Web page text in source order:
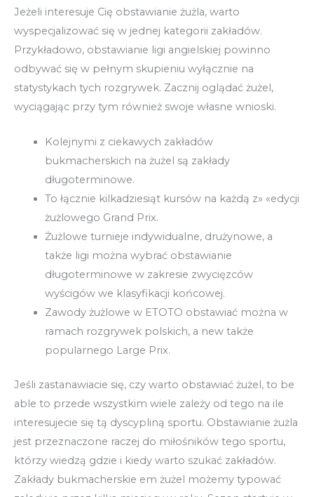
Jeżeli interesuje Cię obstawianie żużla, warto
wyspecjalizować się w jednej kategorii zakładów.
Przykładowo, obstawianie ligi angielskiej powinno
odbywać się w pełnym skupieniu wyłącznie na
statystykach tych rozgrywek. Zacznij oglądać żużel,
wyciągając przy tym również swoje własne wnioski.
Kolejnymi z ciekawych zakładów
bukmacherskich na żużel są zakłady
długoterminowe.
To łącznie kilkadziesiąt kursów na każdą z» «edycji
żużlowego Grand Prix.
Żużlowe turnieje indywidualne, drużynowe, a
także ligi można wybrać obstawianie
długoterminowe w zakresie zwycięzców
wyścigów we klasyfikacji końcowej.
Zawody żużlowe w ETOTO obstawiać można w
ramach rozgrywek polskich, a new także
popularnego Large Prix.
Jeśli zastanawiacie się, czy warto obstawiać żużel, to be
able to przede wszystkim wiele zależy od tego na ile
interesujecie się tą dyscypliną sportu. Obstawianie żużla
jest przeznaczone raczej do miłośników tego sportu,
którzy wiedzą gdzie i kiedy warto szukać zakładów.
Zakłady bukmacherskie em żużel możemy typować